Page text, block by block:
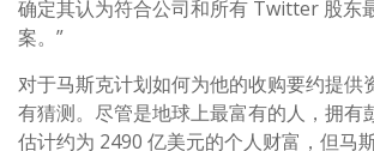
确定其认为符合公司和所有 Twitter 股东
案。”
对于马斯克计划如何为他的收购要约提供
有猜测。尽管是地球上最富有的人，拥有
估计约为 2490 亿美元的个人财富，但马